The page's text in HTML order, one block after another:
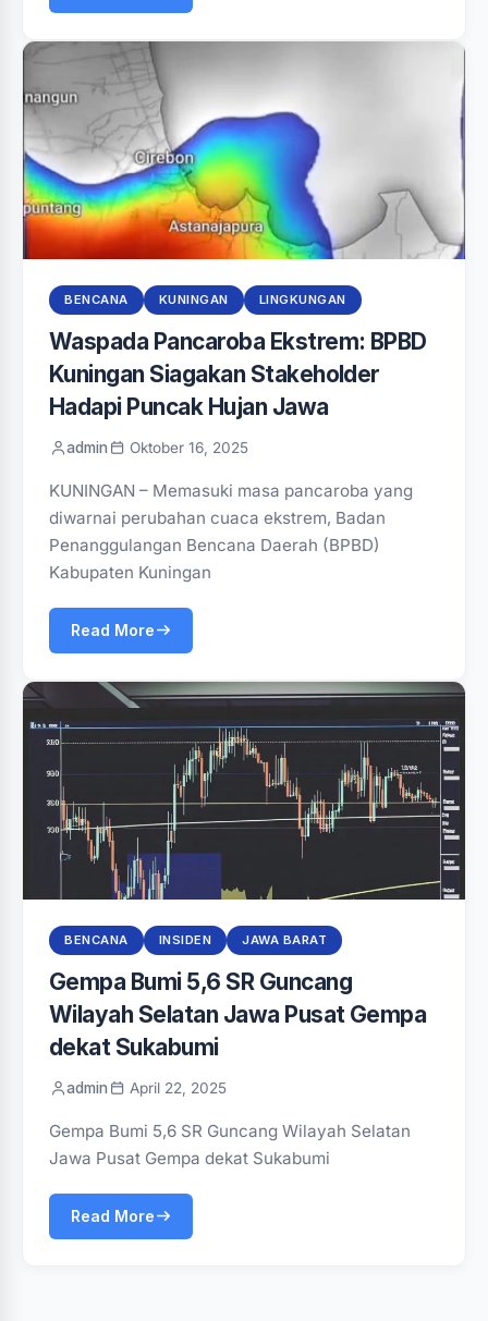
BENCANA KUNINGAN LINGKUNGAN
Waspada Pancaroba Ekstrem: BPBD
Kuningan Siagakan Stakeholder
Hadapi Puncak Hujan Jawa
admin Oktober 16, 2025
KUNINGAN – Memasuki masa pancaroba yang
diwarnai perubahan cuaca ekstrem, Badan
Penanggulangan Bencana Daerah (BPBD)
Kabupaten Kuningan
Read More
BENCANA INSIDEN JAWA BARAT
Gempa Bumi 5,6 SR Guncang
Wilayah Selatan Jawa Pusat Gempa
dekat Sukabumi
admin April 22, 2025
Gempa Bumi 5,6 SR Guncang Wilayah Selatan
Jawa Pusat Gempa dekat Sukabumi
Read More